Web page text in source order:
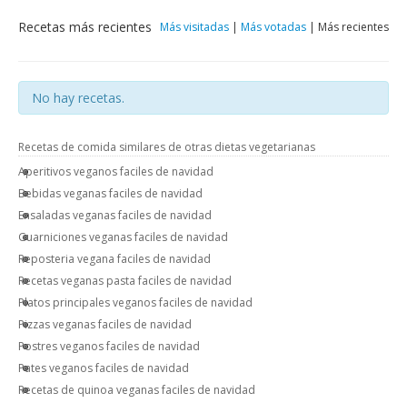
Recetas más recientes Más visitadas | Más votadas | Más recientes
No hay recetas.
Recetas de comida similares de otras dietas vegetarianas
Aperitivos veganos faciles de navidad
Bebidas veganas faciles de navidad
Ensaladas veganas faciles de navidad
Guarniciones veganas faciles de navidad
Reposteria vegana faciles de navidad
Recetas veganas pasta faciles de navidad
Platos principales veganos faciles de navidad
Pizzas veganas faciles de navidad
Postres veganos faciles de navidad
Pates veganos faciles de navidad
Recetas de quinoa veganas faciles de navidad